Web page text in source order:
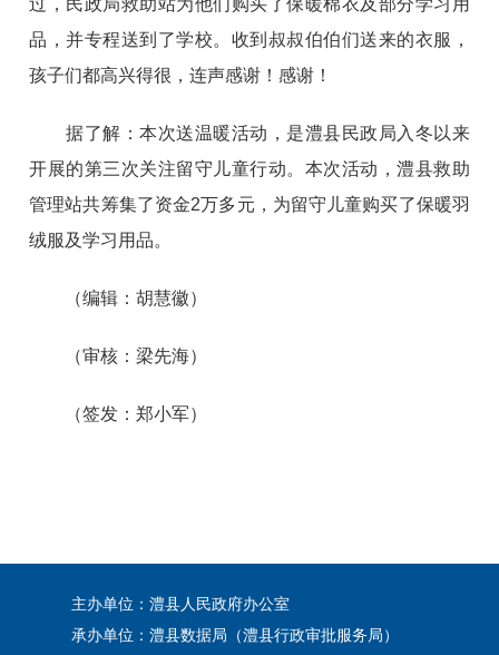
品，并专程送到了学校。收到叔叔伯伯们送来的衣服，
孩子们都高兴得很，连声感谢！感谢！
据了解：本次送温暖活动，是澧县民政局入冬以来
开展的第三次关注留守儿童行动。本次活动，澧县救助
管理站共筹集了资金2万多元，为留守儿童购买了保暖羽
绒服及学习用品。
（编辑：胡慧徽）
（审核：梁先海）
（签发：郑小军）
主办单位：澧县人民政府办公室
承办单位：澧县数据局（澧县行政审批服务局）